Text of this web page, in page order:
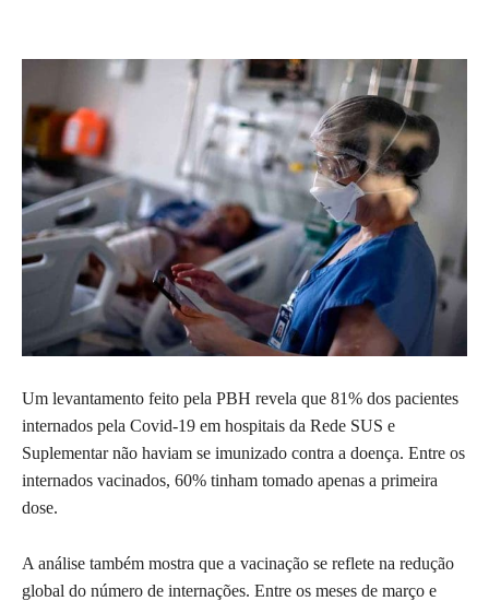
Um levantamento feito pela PBH revela que 81% dos pacientes
internados pela Covid-19 em hospitais da Rede SUS e
Suplementar não haviam se imunizado contra a doença. Entre os
internados vacinados, 60% tinham tomado apenas a primeira
dose.
A análise também mostra que a vacinação se reflete na redução
global do número de internações. Entre os meses de março e